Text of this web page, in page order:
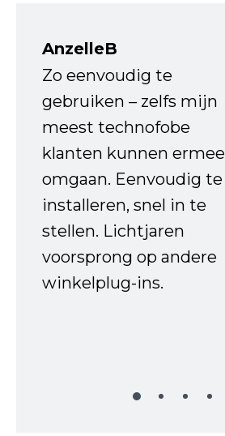
AnzelleB
Zo eenvoudig te
gebruiken – zelfs mijn
meest technofobe
klanten kunnen ermee
omgaan. Eenvoudig te
installeren, snel in te
stellen. Lichtjaren
voorsprong op andere
winkelplug-ins.